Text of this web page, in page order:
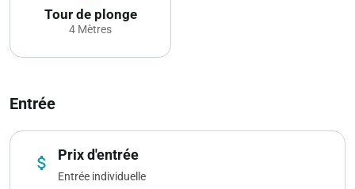
Tour de plonge
4 Mètres
Entrée
attach_money Prix d'entrée
Entrée individuelle